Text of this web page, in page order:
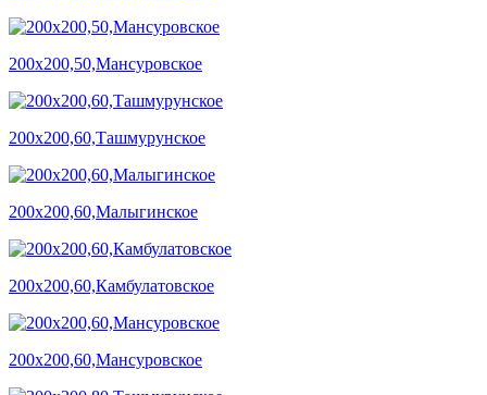
200х200,50,Мансуровское
200х200,60,Ташмурунское
200х200,60,Малыгинское
200х200,60,Камбулатовское
200х200,60,Мансуровское